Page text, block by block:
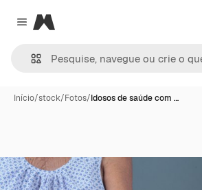
Close menu
Magnific
Início/stock/Fotos/Idosos de saúde com …